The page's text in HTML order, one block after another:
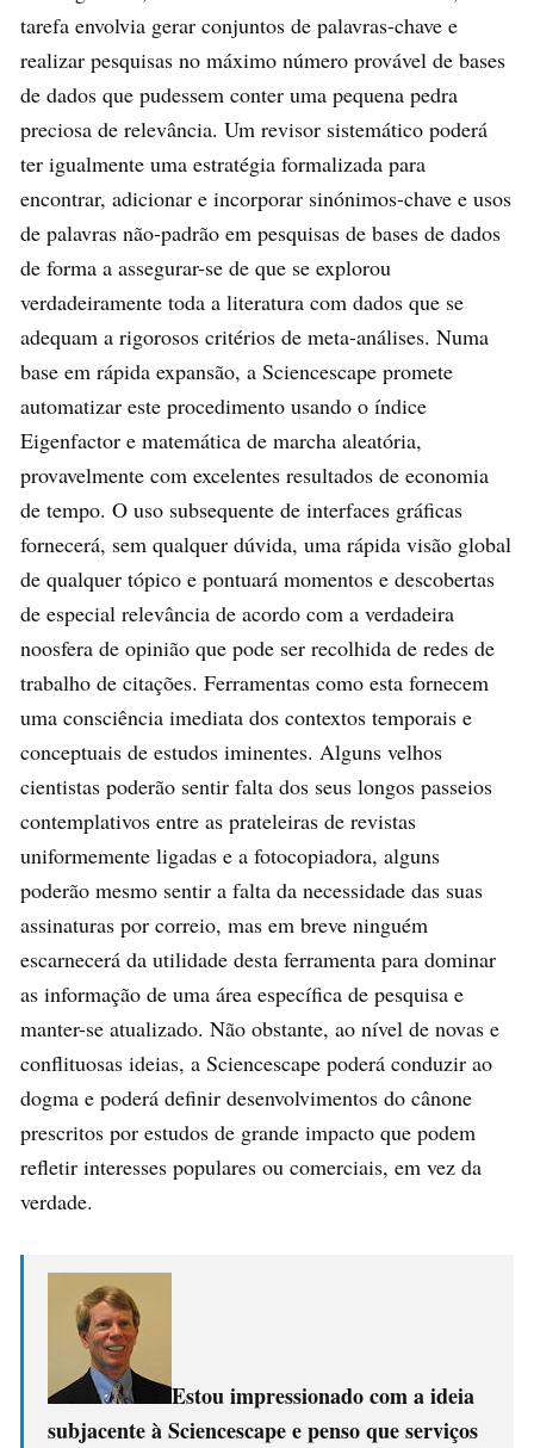
tarefa envolvia gerar conjuntos de palavras-chave e
realizar pesquisas no máximo número provável de bases
de dados que pudessem conter uma pequena pedra
preciosa de relevância. Um revisor sistemático poderá
ter igualmente uma estratégia formalizada para
encontrar, adicionar e incorporar sinónimos-chave e usos
de palavras não-padrão em pesquisas de bases de dados
de forma a assegurar-se de que se explorou
verdadeiramente toda a literatura com dados que se
adequam a rigorosos critérios de meta-análises. Numa
base em rápida expansão, a Sciencescape promete
automatizar este procedimento usando o índice
Eigenfactor e matemática de marcha aleatória,
provavelmente com excelentes resultados de economia
de tempo. O uso subsequente de interfaces gráficas
fornecerá, sem qualquer dúvida, uma rápida visão global
de qualquer tópico e pontuará momentos e descobertas
de especial relevância de acordo com a verdadeira
noosfera de opinião que pode ser recolhida de redes de
trabalho de citações. Ferramentas como esta fornecem
uma consciência imediata dos contextos temporais e
conceptuais de estudos iminentes. Alguns velhos
cientistas poderão sentir falta dos seus longos passeios
contemplativos entre as prateleiras de revistas
uniformemente ligadas e a fotocopiadora, alguns
poderão mesmo sentir a falta da necessidade das suas
assinaturas por correio, mas em breve ninguém
escarnecerá da utilidade desta ferramenta para dominar
as informação de uma área específica de pesquisa e
manter-se atualizado. Não obstante, ao nível de novas e
conflituosas ideias, a Sciencescape poderá conduzir ao
dogma e poderá definir desenvolvimentos do cânone
prescritos por estudos de grande impacto que podem
refletir interesses populares ou comerciais, em vez da
verdade.
Estou impressionado com a ideia
subjacente à Sciencescape e penso que serviços